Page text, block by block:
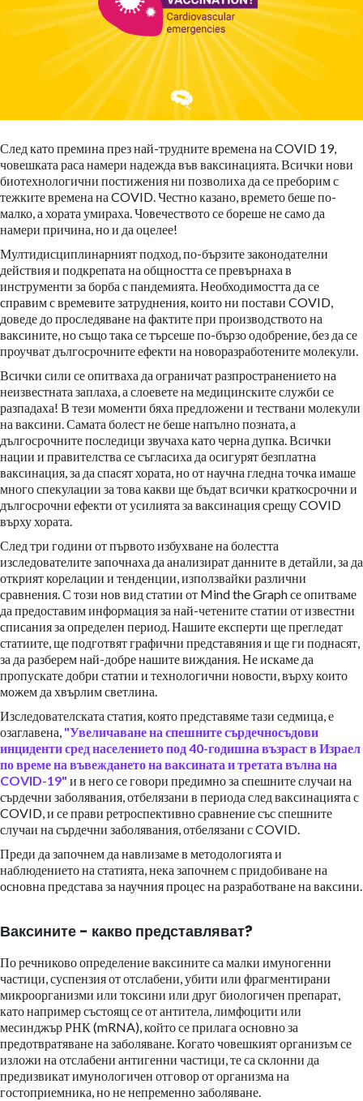
След като премина през най-трудните времена на COVID 19,
човешката раса намери надежда във ваксинацията. Всички нови
биотехнологични постижения ни позволиха да се преборим с
тежките времена на COVID. Честно казано, времето беше по-
малко, а хората умираха. Човечеството се бореше не само да
намери причина, но и да оцелее!
Мултидисциплинарният подход, по-бързите законодателни
действия и подкрепата на общността се превърнаха в
инструменти за борба с пандемията. Необходимостта да се
справим с времевите затруднения, които ни постави COVID,
доведе до проследяване на фактите при производството на
ваксините, но също така се търсеше по-бързо одобрение, без да се
проучват дългосрочните ефекти на новоразработените молекули.
Всички сили се опитваха да ограничат разпространението на
неизвестната заплаха, а слоевете на медицинските служби се
разпадаха! В тези моменти бяха предложени и тествани молекули
на ваксини. Самата болест не беше напълно позната, а
дългосрочните последици звучаха като черна дупка. Всички
нации и правителства се съгласиха да осигурят безплатна
ваксинация, за да спасят хората, но от научна гледна точка имаше
много спекулации за това какви ще бъдат всички краткосрочни и
дългосрочни ефекти от усилията за ваксинация срещу COVID
върху хората.
След три години от първото избухване на болестта
изследователите започнаха да анализират данните в детайли, за да
открият корелации и тенденции, използвайки различни
сравнения. С този нов вид статии от Mind the Graph се опитваме
да предоставим информация за най-четените статии от известни
списания за определен период. Нашите експерти ще прегледат
статиите, ще подготвят графични представяния и ще ги поднасят,
за да разберем най-добре нашите виждания. Не искаме да
пропускате добри статии и технологични новости, върху които
можем да хвърлим светлина.
Изследователската статия, която представяме тази седмица, е
озаглавена, "Увеличаване на спешните сърдечносъдови
инциденти сред населението под 40-годишна възраст в Израел
по време на въвеждането на ваксината и третата вълна на
COVID-19" и в него се говори предимно за спешните случаи на
сърдечни заболявания, отбелязани в периода след ваксинацията с
COVID, и се прави ретроспективно сравнение със спешните
случаи на сърдечни заболявания, отбелязани с COVID.
Преди да започнем да навлизаме в методологията и
наблюдението на статията, нека започнем с придобиване на
основна представа за научния процес на разработване на ваксини.
Ваксините - какво представляват?
По речниково определение ваксините са малки имуногенни
частици, суспензия от отслабени, убити или фрагментирани
микроорганизми или токсини или друг биологичен препарат,
като например състоящ се от антитела, лимфоцити или
месинджър РНК (mRNA), който се прилага основно за
предотвратяване на заболяване. Когато човешкият организъм се
изложи на отслабени антигенни частици, те са склонни да
предизвикат имунологичен отговор от организма на
гостоприемника, но не непременно заболяване.